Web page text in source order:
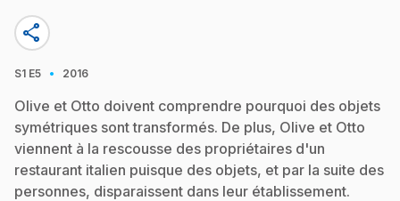
share
S1 E5 · 2016
Olive et Otto doivent comprendre pourquoi des objets
symétriques sont transformés. De plus, Olive et Otto
viennent à la rescousse des propriétaires d'un
restaurant italien puisque des objets, et par la suite des
personnes, disparaissent dans leur établissement.